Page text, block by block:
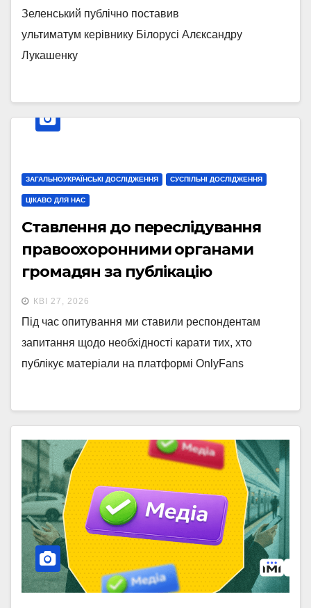
Зеленський публічно поставив
ультиматум керівнику Білорусі Алєксандру
Лукашенку
ЗАГАЛЬНОУКРАЇНСЬКІ ДОСЛІДЖЕННЯ СУСПІЛЬНІ ДОСЛІДЖЕННЯ
ЦІКАВО ДЛЯ НАС
Ставлення до переслідування
правоохоронними органами
громадян за публікацію
матеріалів на OnlyFans
КВІ 27, 2026
Під час опитування ми ставили респондентам
запитання щодо необхідності карати тих, хто
публікує матеріали на платформі OnlyFans